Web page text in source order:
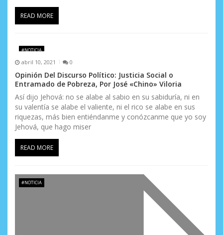
READ MORE
#NOTICIA
abril 10, 2021 0
Opinión Del Discurso Político: Justicia Social o
Entramado de Pobreza, Por José «Chino» Viloria
Así dijo Jehová: no se alabe al sabio en su sabiduría, ni en
su valentía se alabe el valiente, ni el rico se alabe en sus
riquezas, más bien entiéndanme y conózcanme que yo soy
Jehová, que hago miser
READ MORE
#NOTICIA